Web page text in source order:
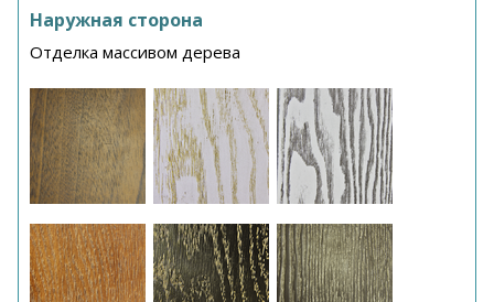
Наружная сторона
Отделка массивом дерева